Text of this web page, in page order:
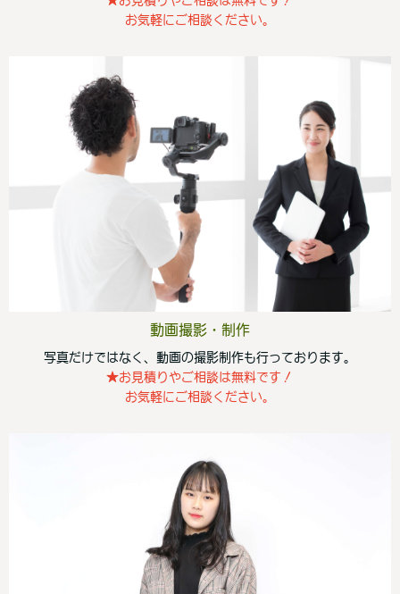
お気軽にご相談ください。
動画撮影・制作
写真だけではなく、動画の撮影制作も行っております。
★お見積りやご相談は無料です！
お気軽にご相談ください。